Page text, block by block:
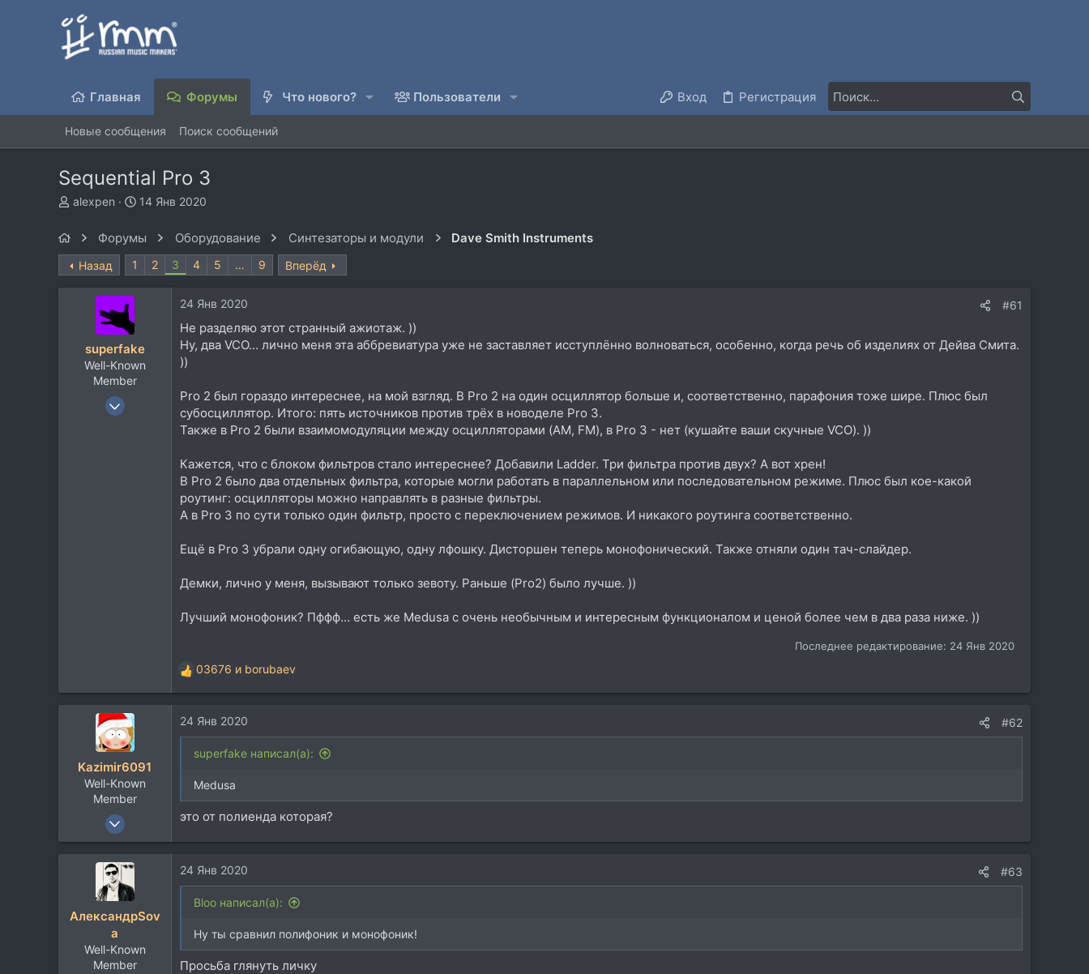
Главная Форумы Что нового? Пользователи Вход Регистрация
Новые сообщения Поиск сообщений
Sequential Pro 3
А
р
т
alexpen
Д
а
а
14 Янв 2020
Форумы Оборудование Синтезаторы и модули Dave Smith Instruments
Назад 1 2 3 4 5 … 9 Вперёд
superfake
Well-Known
Member
12 Сен 2005
24 Янв 2020 #61
Не разделяю этот странный ажиотаж. ))
Ну, два VCO... лично меня эта аббревиатура уже не заставляет исступлённо волноваться, особенно, когда речь об изделиях от Дейва Смита.
))
Pro 2 был гораздо интереснее, на мой взгляд. В Pro 2 на один осциллятор больше и, соответственно, парафония тоже шире. Плюс был
субосциллятор. Итого: пять источников против трёх в новоделе Pro 3.
Также в Pro 2 были взаимомодуляции между осцилляторами (AM, FM), в Pro 3 - нет (кушайте ваши скучные VCO). ))
Кажется, что с блоком фильтров стало интереснее? Добавили Ladder. Три фильтра против двух? А вот хрен!
В Pro 2 было два отдельных фильтра, которые могли работать в параллельном или последовательном режиме. Плюс был кое-какой
роутинг: осцилляторы можно направлять в разные фильтры.
А в Pro 3 по сути только один фильтр, просто с переключением режимов. И никакого роутинга соответственно.
Ещё в Pro 3 убрали одну огибающую, одну лфошку. Дисторшен теперь монофонический. Также отняли один тач-слайдер.
Демки, лично у меня, вызывают только зевоту. Раньше (Pro2) было лучше. ))
Лучший монофоник? Пффф... есть же Medusa с очень необычным и интересным функционалом и ценой более чем в два раза ниже. ))
Последнее редактирование: 24 Янв 2020
Р
е
к
ц
03676 и borubaev
Kazimir6091
Well-Known
Member
1 Дек 2017
3.217
2.959
24 Янв 2020 #62
superfake написал(а):
Medusa
это от полиенда которая?
АлександрSov
a
Well-Known
Member
24 Янв 2020 #63
Bloo написал(а):
Ну ты сравнил полифоник и монофоник!
Просьба глянуть личку